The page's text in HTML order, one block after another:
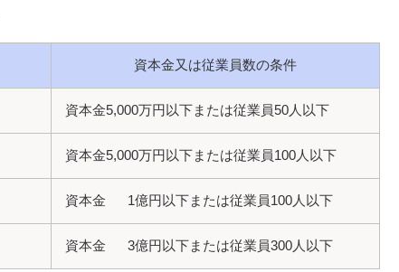
資本金又は従業員数の条件
資本金5,000万円以下または従業員50人以下
資本金5,000万円以下または従業員100人以下
資本金 1億円以下または従業員100人以下
資本金 3億円以下または従業員300人以下